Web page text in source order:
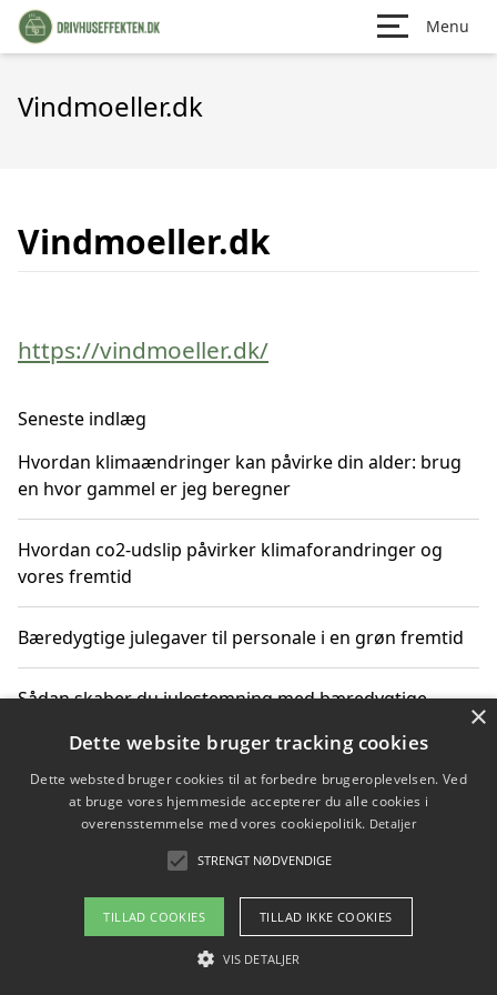
Menu
Vindmoeller.dk
Vindmoeller.dk
https://vindmoeller.dk/
Seneste indlæg
Hvordan klimaændringer kan påvirke din alder: brug
en hvor gammel er jeg beregner
Hvordan co2-udslip påvirker klimaforandringer og
vores fremtid
Bæredygtige julegaver til personale i en grøn fremtid
Sådan skaber du julestemning med bæredygtige
Sådan skaber du et bæredygtigt hjem med familien i
Copyright 2026 - Pilanto Aps
Om / kontakt
×
Dette website bruger tracking cookies
Dette websted bruger cookies til at forbedre brugeroplevelsen. Ved
at bruge vores hjemmeside accepterer du alle cookies i
overensstemmelse med vores cookiepolitik. Detaljer
STRENGT NØDVENDIGE
TILLAD COOKIES TILLAD IKKE COOKIES
VIS DETALJER